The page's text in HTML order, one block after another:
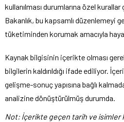
kullanılması durumlarına özel
Bakanlık, bu kapsamlı düzenlemeyi
tüketiminden korumak amacıyla
Kaynak bilgisinin içerikte olması
bilgilerin kaldırıldığı ifade ediliyor.
gelişme-sonuç yapısına bağlı
analizine dönüştürülmüş durumda.
Not: İçerikte geçen tarih ve isimler